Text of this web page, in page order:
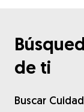
de ti
Buscar